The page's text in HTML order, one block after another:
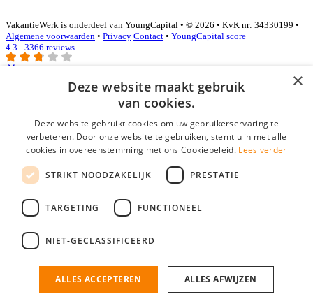
VakantieWerk is onderdeel van YoungCapital • © 2026 • KvK nr: 34330199 •
Algemene voorwaarden • Privacy Contact • YoungCapital score
4.3 - 3366 reviews
Inloggen als bedrijf
E-mail*
Wachtwoord
login gegevens onthouden
login
Bedrijf aanmelden
nieuwe collega/werknemer zo gevonden!
×
Deze website maakt gebruik
van cookies.
Deze website gebruikt cookies om uw gebruikerservaring te
verbeteren. Door onze website te gebruiken, stemt u in met alle
cookies in overeenstemming met ons Cookiebeleid. Lees verder
STRIKT NOODZAKELIJK PRESTATIE
TARGETING FUNCTIONEEL
NIET-GECLASSIFICEERD
ALLES ACCEPTEREN ALLES AFWIJZEN